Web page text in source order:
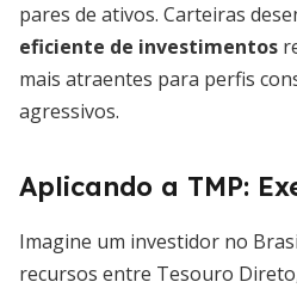
pares de ativos. Carteiras
eficiente de investimentos
mais atraentes para perfis
agressivos.
Aplicando a TMP:
Imagine um investidor no
recursos entre Tesouro